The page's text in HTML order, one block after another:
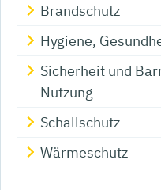
Brandschutz
Hygiene,
Sicherheit und
Nutzung
Schallschutz
Wärmeschutz